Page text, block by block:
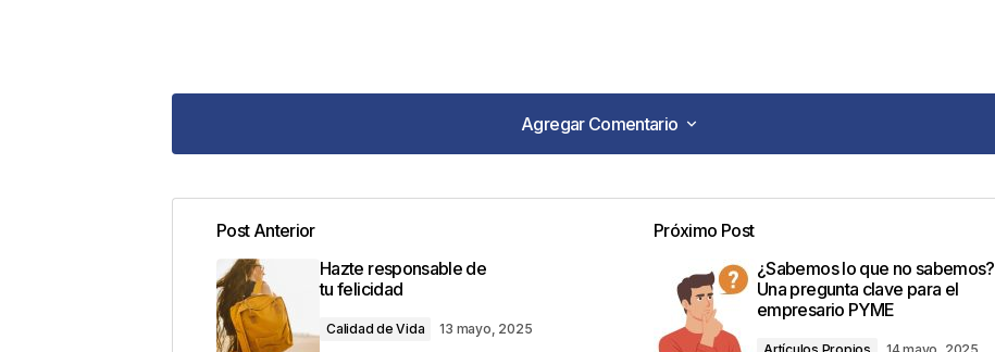
Agregar Comentario
Agregar Comentario
Tu dirección de correo electrónico no será publicada.
Los campos obligatorios están marcados
con*
Comentario*
Post Anterior
Hazte responsable de
tu felicidad
Calidad de Vida 13 mayo, 2025
Próximo Post
¿Sabemos lo que no sabemos?
Una pregunta clave para el
empresario PYME